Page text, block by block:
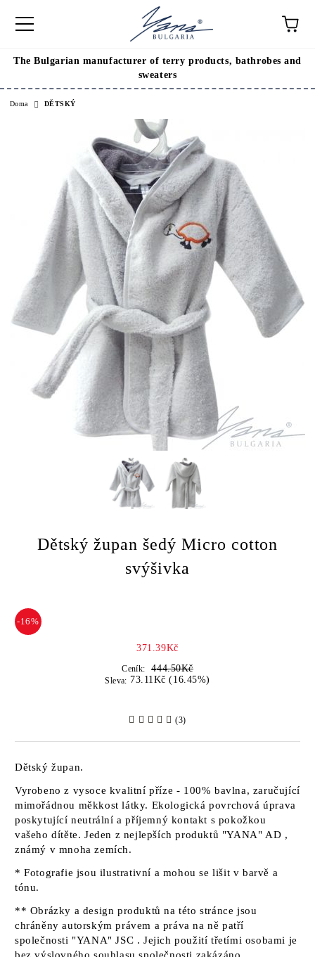
The Bulgarian manufacturer of terry products, bathrobes and
sweaters
Doma DĚTSKÝ
Dětský župan šedý Micro cotton
svýšivka
-16%
371.39Kč
Ceník: 444.50Kč
Sleva: 73.11Kč (16.45%)
(3)
Dětský župan.
Vyrobeno z vysoce kvalitní příze - 100% bavlna, zaručující
mimořádnou měkkost látky. Ekologická povrchová úprava
poskytující neutrální a příjemný kontakt s pokožkou
vašeho dítěte. Jeden z nejlepších produktů "YANA" AD ,
známý v mnoha zemích.
* Fotografie jsou ilustrativní a mohou se lišit v barvě a
tónu.
** Obrázky a design produktů na této stránce jsou
chráněny autorským právem a práva na ně patří
společnosti "YANA" JSC . Jejich použití třetími osobami je